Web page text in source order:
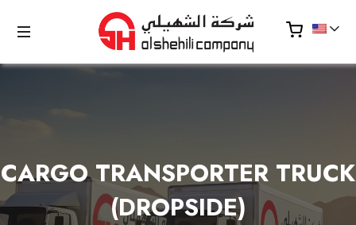
CARGO TRANSPORTER TRUCK
(DROPSIDE)